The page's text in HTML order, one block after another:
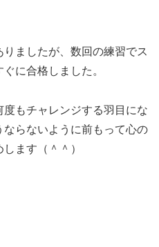
ましたが、数回の練習でス
に合格しました。
もチャレンジする羽目にな
らないように前もって心の
ます（＾＾）